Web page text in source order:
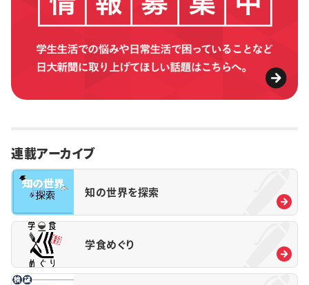
連載アーカイブ
知の世界を探索
学食めぐり